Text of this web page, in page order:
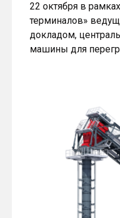
22 октября в
терминалов»
докладом,
машины для